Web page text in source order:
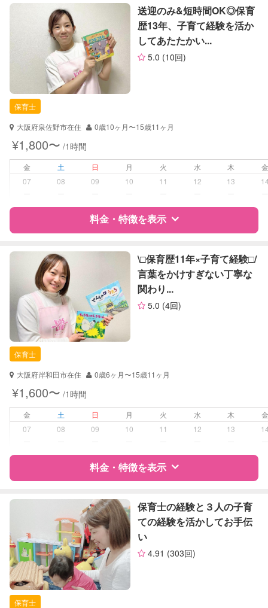
特徴 料金 レビュー
サポートの特徴
企業型割引対象(旧内閣府補助対象)
保育士
対応可能/特徴
送迎サポート
病児対応 病児、病後児、ともに不可
音楽レッスン
絵・工作レッスン
定期予約
お子様の撮影
（定期特典）
対応可能
送迎のみ&短時間OK◎保育
歴13年、子育て経験を活か
してあたたかい...
5.0 (10回)
保育士
大阪府泉佐野市在住
0歳10ヶ月〜15歳11ヶ月
¥1,800〜 /1時間
金 土 日 月 火 水 木
07
08 09 10 11 12 13
料金・特徴を表示
特徴 料金 レビュー
サポートの特徴
資格
自治体届出済ベビーシッター
対応可能/特徴
子育て経験
病児対応
障がい児対応 対応可否は個別に相談
レッスン 絵・工作レッスン
（定期特典）
対応可能
\□︎保育歴11年×子育て経験□︎/
言葉をかけすぎない丁寧な
関わり...
5.0 (4回)
保育士
大阪府岸和田市在住
0歳6ヶ月〜15歳11ヶ月
¥1,600〜 /1時間
金 土 日 月 火 水 木
07
08 09 10 11 12 13
料金・特徴を表示
特徴 料金 レビュー
サポートの特徴
資格
自治体届出済ベビーシッター
保育士
幼稚園教諭
保育士の経験と３人の子育
ての経験を活かしてお手伝
い
4.91 (303回)
保育士